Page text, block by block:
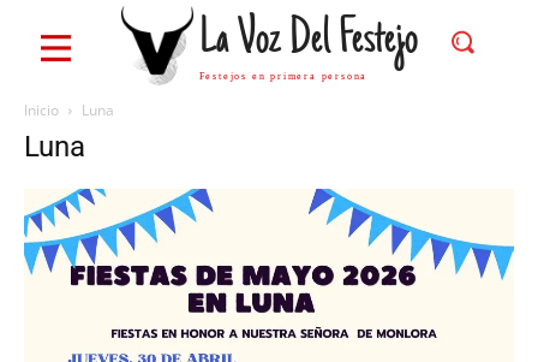
La Voz Del Festejo
Festejos en primera persona
Inicio Luna
Luna